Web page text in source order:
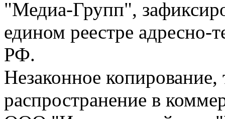
"Медиа-Групп",
едином реестре адресно-
РФ.
Незаконное
распространение в